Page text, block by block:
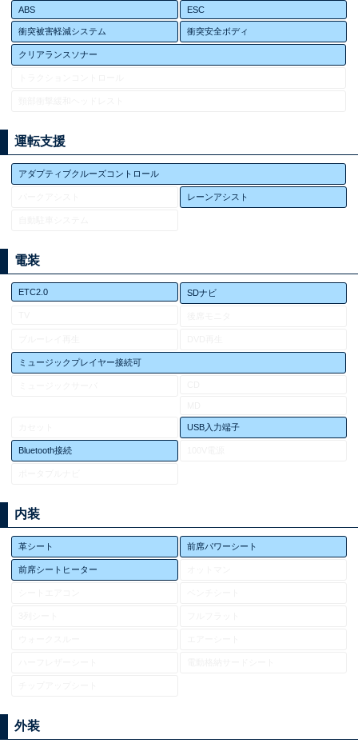
ABS ESC
衝突被害軽減システム 衝突安全ボディ
クリアランスソナー
運転支援
アダプティブクルーズコントロール
レーンアシスト
電装
ETC2.0 SDナビ
ミュージックプレイヤー接続可
USB入力端子
Bluetooth接続
内装
革シート 前席パワーシート
前席シートヒーター
外装